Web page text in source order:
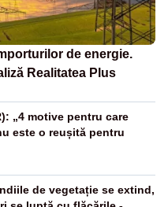
de energie.
Realitatea Plus
„4 motive pentru care
este o reușită pentru
de vegetație se extind,